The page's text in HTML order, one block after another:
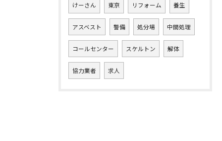
けーさん 東京 リフォーム 養生
アスベスト 警備 処分場 中間処理
コールセンター スケルトン 解体
協力業者 求人